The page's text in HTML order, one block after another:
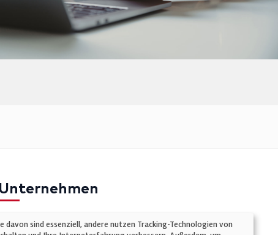
Unternehmen
davon sind essenziell, andere nutzen Tracking-Technologien von